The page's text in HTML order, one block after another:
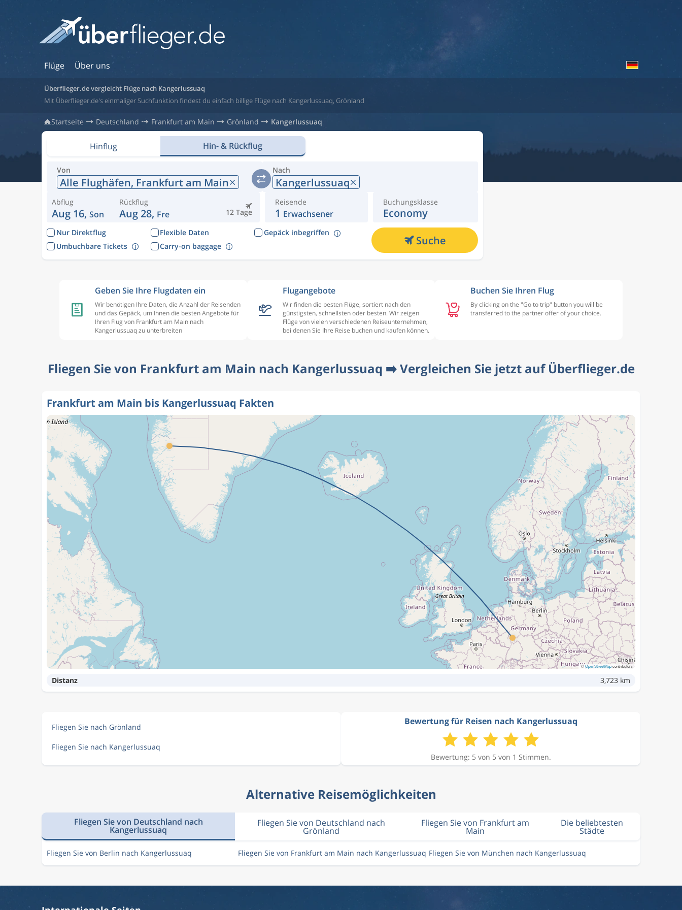
Flüge Über uns
Überflieger.de vergleicht Flüge nach Kangerlussuaq
Mit Überflieger.de's einmaliger Suchfunktion findest du einfach billige Flüge nach Kangerlussuaq, Grönland
Startseite Deutschland Frankfurt am Main Grönland Kangerlussuaq
Hinflug Hin- & Rückflug
Von
Alle Flughäfen, Frankfurt am Main
Nach
Kangerlussuaq
Abflug
Aug 16, Son 12 Tage
Rückflug
Aug 28, Fre
Reisende
1 Erwachsener
Buchungsklasse
Economy
Nur Direktflug Flexible Daten
Gepäck inbegriffen
Umbuchbare Tickets
Carry-on baggage Suche
Geben Sie Ihre Flugdaten ein
Wir benötigen Ihre Daten, die Anzahl der Reisenden
und das Gepäck, um Ihnen die besten Angebote für
Ihren Flug von Frankfurt am Main nach
Kangerlussuaq zu unterbreiten
Flugangebote
Wir finden die besten Flüge, sortiert nach den
günstigsten, schnellsten oder besten. Wir zeigen
Flüge von vielen verschiedenen Reiseunternehmen,
bei denen Sie Ihre Reise buchen und kaufen können.
Buchen Sie Ihren Flug
By clicking on the "Go to trip" button you will be
transferred to the partner offer of your choice.
Fliegen Sie von Frankfurt am Main nach Kangerlussuaq ➡️ Vergleichen Sie jetzt auf Überflieger.de
Frankfurt am Main bis Kangerlussuaq Fakten
©OpenStreetMapcontributors
Distanz 3,723 km
Fliegen Sie nach Grönland
Fliegen Sie nach Kangerlussuaq
Bewertung für Reisen nach Kangerlussuaq
Bewertung: 5 von 5 von 1 Stimmen.
Alternative Reisemöglichkeiten
Fliegen Sie von Deutschland nach
Kangerlussuaq
Fliegen Sie von Deutschland nach
Grönland
Fliegen Sie von Frankfurt am
Main
Die beliebtesten
Städte
Fliegen Sie von Berlin nach Kangerlussuaq Fliegen Sie von Frankfurt am Main nach Kangerlussuaq Fliegen Sie von München nach Kangerlussuaq